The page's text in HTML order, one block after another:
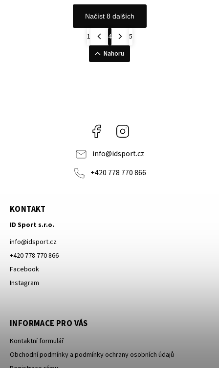
Načíst 8 dalších
1 4
5
Nahoru
Facebook
info@idsport.cz
+420 778 770 866
KONTAKT
ID Sport s.r.o.
info@idsport.cz
+420 778 770 866
Facebook
Instagram
INFORMACE PRO VÁS
Kontaktní formulář
Obchodní podmínky a podmínky ochrany osobních údajů